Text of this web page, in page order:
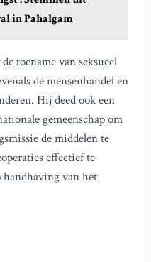
in Pahalgam
toename van seksueel
de mensenhandel en
Hij deed ook een
gemeenschap om
de middelen te
effectief te
handhaving van het